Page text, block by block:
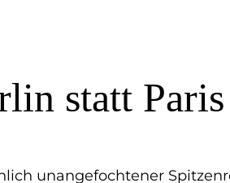
statt
unangefochtener